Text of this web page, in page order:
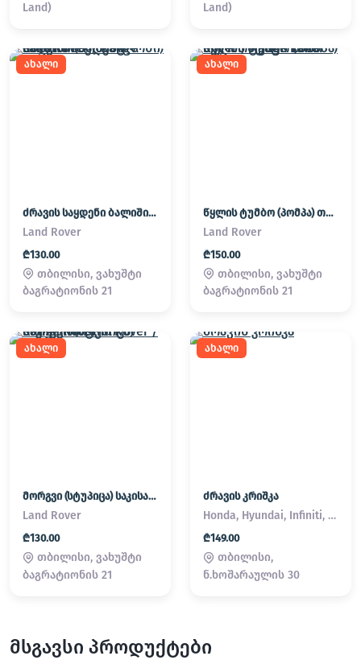
Land) Land)
ახალი
ძრავის საყდენი ბალიში (პადმატორნი) Land Rover / Range Rover
Land Rover
₾130.00
თბილისი, ვახუშტი
ბაგრატიონის 21
ახალი
წყლის ტუმბო (პომპა) თერმოსტატი Land Rover / Range Rover
Land Rover
₾150.00
თბილისი, ვახუშტი
ბაგრატიონის 21
ახალი
მორგვი (სტუპიცა) საკისარი Land Rover / Range Rover
Land Rover
₾130.00
თბილისი, ვახუშტი
ბაგრატიონის 21
ახალი
ძრავის კრიშკა
Honda, Hyundai, Infiniti, Kia, Lexus, Mazda, Mitsubishi, Nissan, Subaru, Suzuki, Toyota
₾149.00
თბილისი,
ნ.ხოშარაულის 30
მსგავსი პროდუქტები